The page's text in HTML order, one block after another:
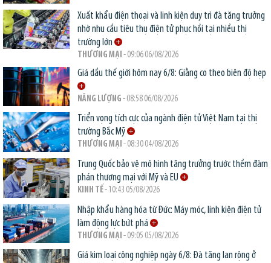
Xuất khẩu điện thoại và linh kiện duy trì đà tăng trưởng
nhờ nhu cầu tiêu thụ điện tử phục hồi tại nhiều thị
trường lớn
THƯƠNG MẠI - 09:06 06/08/2026
Giá dầu thế giới hôm nay 6/8: Giằng co theo biên độ hẹp
NĂNG LƯỢNG - 08:58 06/08/2026
Triển vọng tích cực của ngành điện tử Việt Nam tại thị
trường Bắc Mỹ
THƯƠNG MẠI - 08:30 04/08/2026
Trung Quốc bảo vệ mô hình tăng trưởng trước thềm đàm
phán thương mại với Mỹ và EU
KINH TẾ- 10:43 05/08/2026
Nhập khẩu hàng hóa từ Đức: Máy móc, linh kiện điện tử
làm động lực bứt phá
THƯƠNG MẠI - 09:05 05/08/2026
Giá kim loại công nghiệp ngày 6/8: Đà tăng lan rộng ở